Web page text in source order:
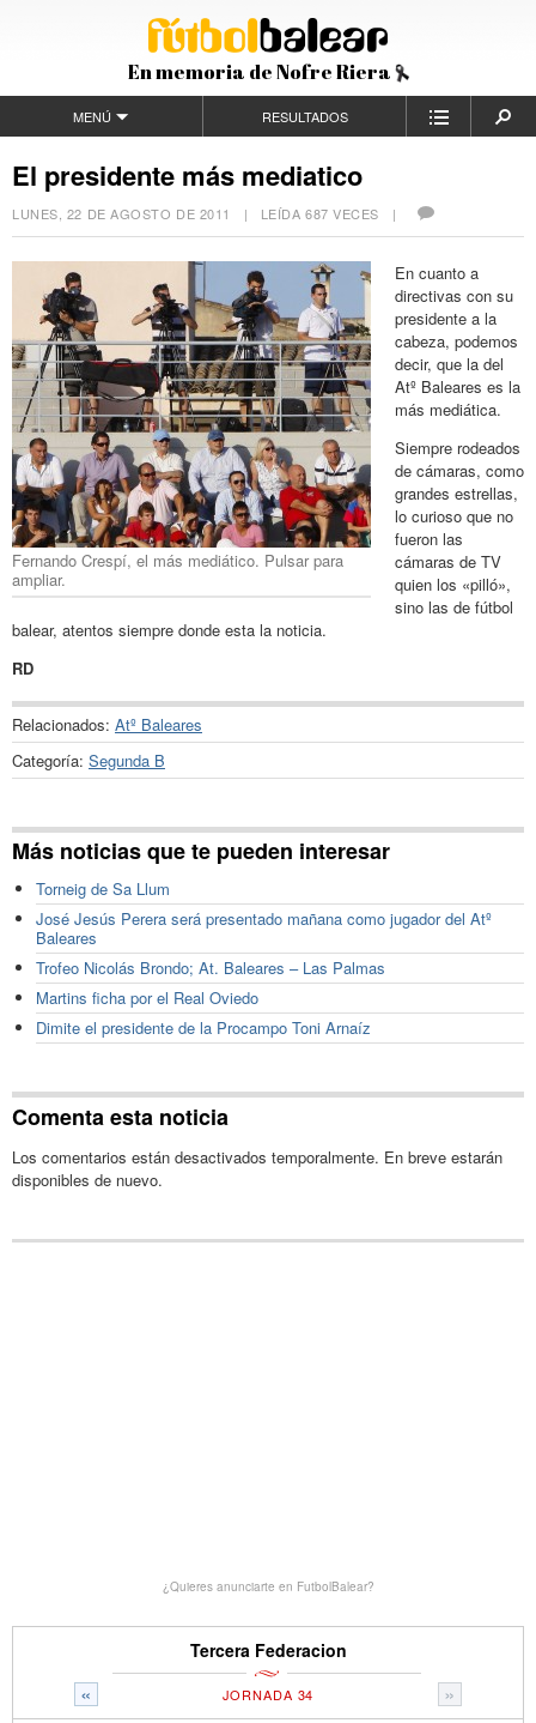
En memoria de Nofre Riera
MENÚ RESULTADOS
El presidente más mediatico
LUNES, 22 DE AGOSTO DE 2011 | LEÍDA 687 VECES |
Fernando Crespí, el más mediático. Pulsar para
ampliar.
En cuanto a
directivas con su
presidente a la
cabeza, podemos
decir, que la del
Atº Baleares es la
más mediática.
Siempre rodeados
de cámaras, como
grandes estrellas,
lo curioso que no
fueron las
cámaras de TV
quien los «pilló»,
sino las de fútbol
balear, atentos siempre donde esta la noticia.
RD
Relacionados: Atº Baleares
Categoría: Segunda B
Más noticias que te pueden interesar
Torneig de Sa Llum
José Jesús Perera será presentado mañana como jugador del Atº
Baleares
Trofeo Nicolás Brondo; At. Baleares – Las Palmas
Martins ficha por el Real Oviedo
Dimite el presidente de la Procampo Toni Arnaíz
Comenta esta noticia
Los comentarios están desactivados temporalmente. En breve estarán
disponibles de nuevo.
¿Quieres anunciarte en FutbolBalear?
Tercera Federacion
« »
JORNADA 34